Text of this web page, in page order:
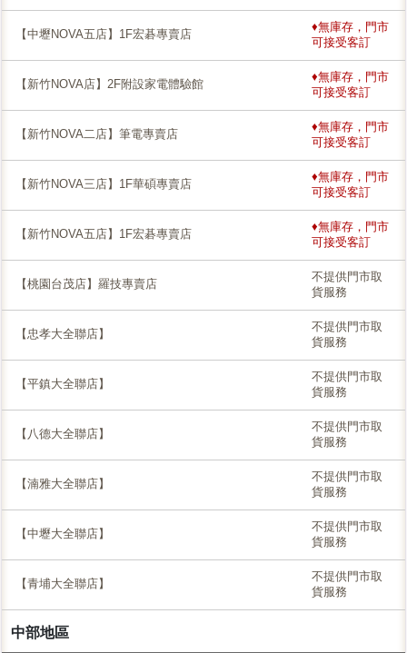
【中壢NOVA五店】1F宏碁專賣店
♦無庫存，門市
可接受客訂
【新竹NOVA店】2F附設家電體驗館
♦無庫存，門市
可接受客訂
【新竹NOVA二店】筆電專賣店
♦無庫存，門市
可接受客訂
【新竹NOVA三店】1F華碩專賣店
♦無庫存，門市
可接受客訂
【新竹NOVA五店】1F宏碁專賣店
♦無庫存，門市
可接受客訂
【桃園台茂店】羅技專賣店
不提供門市取
貨服務
【忠孝大全聯店】
不提供門市取
貨服務
【平鎮大全聯店】
不提供門市取
貨服務
【八德大全聯店】
不提供門市取
貨服務
【湳雅大全聯店】
不提供門市取
貨服務
【中壢大全聯店】
不提供門市取
貨服務
【青埔大全聯店】
不提供門市取
貨服務
中部地區